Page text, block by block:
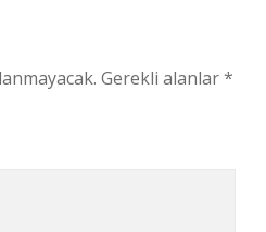
Gerekli alanlar*